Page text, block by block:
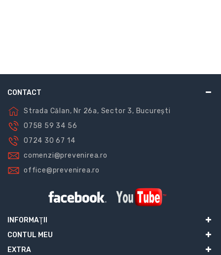
CONTACT
Strada Călan, Nr 26a, Sector 3, București
0758 59 34 56
0724 30 67 14
comenzi@prevenirea.ro
office@prevenirea.ro
INFORMAŢII
CONTUL MEU
EXTRA